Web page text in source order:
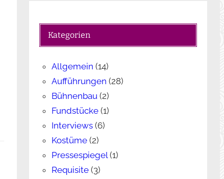
n
Kategorien
Allgemein (14)
Aufführungen (28)
Bühnenbau (2)
Fundstücke (1)
Interviews (6)
Kostüme (2)
Pressespiegel (1)
Requisite (3)